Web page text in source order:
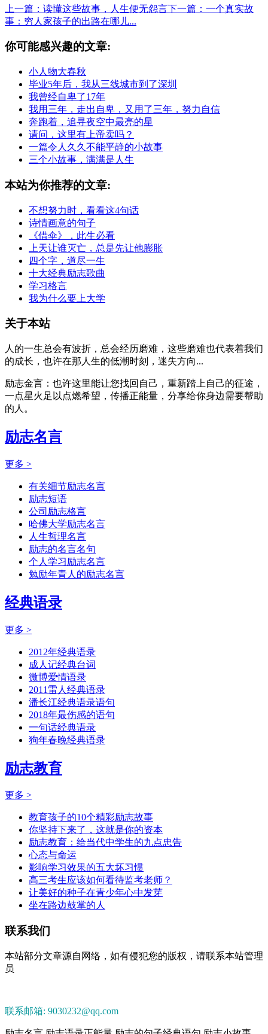
上一篇：读懂这些故事，人生便无怨言下一篇：一个真实故
事：穷人家孩子的出路在哪儿...
你可能感兴趣的文章:
小人物大春秋
毕业5年后，我从三线城市到了深圳
我曾经自卑了17年
我用三年，走出自卑，又用了三年，努力自信
奔跑着，追寻夜空中最亮的星
请问，这里有上帝卖吗？
一篇令人久久不能平静的小故事
三个小故事，满满是人生
本站为你推荐的文章:
不想努力时，看看这4句话
诗情画意的句子
《借伞》，此生必看
上天让谁灭亡，总是先让他膨胀
四个字，道尽一生
十大经典励志歌曲
学习格言
我为什么要上大学
关于本站
人的一生总会有波折，总会经历磨难，这些磨难也代表着我们
的成长，也许在那人生的低潮时刻，迷失方向...
励志金言：也许这里能让您找回自己，重新踏上自己的征途，
一点星火足以点燃希望，传播正能量，分享给你身边需要帮助
的人。
励志名言
更多 >
有关细节励志名言
励志短语
公司励志格言
哈佛大学励志名言
人生哲理名言
励志的名言名句
个人学习励志名言
勉励年青人的励志名言
经典语录
更多 >
2012年经典语录
成人记经典台词
微博爱情语录
2011雷人经典语录
潘长江经典语录语句
2018年最伤感的语句
一句话经典语录
狗年春晚经典语录
励志教育
更多 >
教育孩子的10个精彩励志故事
你坚持下来了，这就是你的资本
励志教育：给当代中学生的九点忠告
心态与命运
影响学习效果的五大坏习惯
高三考生应该如何看待监考老师？
让美好的种子在青少年心中发芽
坐在路边鼓掌的人
联系我们
本站部分文章源自网络，如有侵犯您的版权，请联系本站管理
员
联系邮箱: 9030232@qq.com